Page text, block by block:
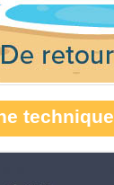
technique